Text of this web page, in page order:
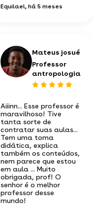
Equilael, há 5 meses
Mateus josué
Professor
antropologia
Aiiinn... Esse professor é
maravilhoso! Tive
tanta sorte de
contratar suas aulas...
Tem uma toma
didática, explica
também os conteúdos,
nem parece que estou
em aula ... Muito
obrigada, prof! O
senhor é o melhor
professor desse
mundo!